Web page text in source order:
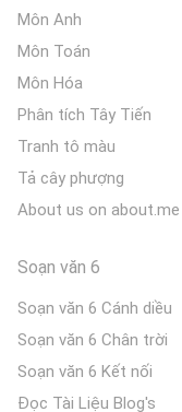
Môn Anh
Môn Toán
Môn Hóa
Phân tích Tây Tiến
Tranh tô màu
Tả cây phượng
About us on about.me
Soạn văn 6
Soạn văn 6 Cánh diều
Soạn văn 6 Chân trời
Soạn văn 6 Kết nối
Đọc Tài Liệu Blog's